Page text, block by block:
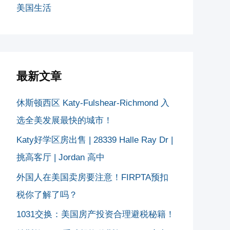
美国生活
最新文章
休斯顿西区 Katy-Fulshear-Richmond 入
选全美发展最快的城市！
Katy好学区房出售 | 28339 Halle Ray Dr |
挑高客厅 | Jordan 高中
外国人在美国卖房要注意！FIRPTA预扣
税你了解了吗？
1031交换：美国房产投资合理避税秘籍！